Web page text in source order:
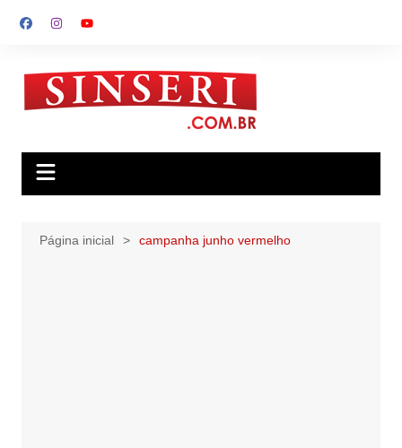
para
conteúdo
Página inicial campanha junho vermelho